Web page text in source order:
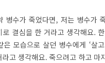
병수가 죽었다면, 저는 병수가
로 결심을 한 거라고 생각해요. 한
은 모습으로 살던 병수에게 ‘살고
라고생각해요. 죽으려고 하고 마